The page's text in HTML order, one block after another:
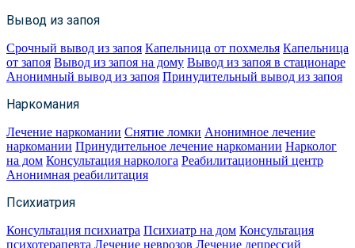
Вывод из запоя
Срочный вывод из запоя Капельница от похмелья Капельница
от запоя Вывод из запоя на дому Вывод из запоя в стационаре
Анонимный вывод из запоя Принудительный вывод из запоя
Наркомания
Лечение наркомании Снятие ломки Анонимное лечение
наркомании Принудительное лечение наркомании Нарколог
на дом Консультация нарколога Реабилитационный центр
Анонимная реабилитация
Психиатрия
Консультация психиатра Психиатр на дом Консультация
психотерапевта Лечение неврозов Лечение депрессий